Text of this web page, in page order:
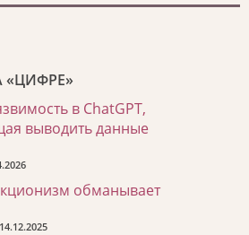
«ЦИФРЕ»
в ChatGPT,
выводить данные
обманывает